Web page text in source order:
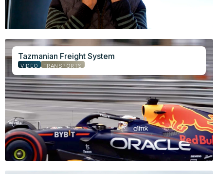
Tazmanian Freight System
VIDÉO TRANSPORTS